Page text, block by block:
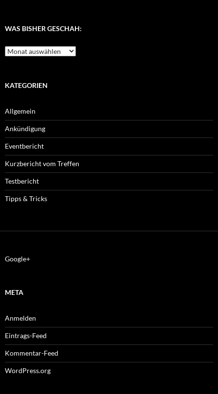
WAS BISHER GESCHAH:
Was
bisher
KATEGORIEN
Allgemein
Ankündigung
Eventbericht
Kurzbericht vom Treffen
Testbericht
Tipps & Tricks
Google+
META
Anmelden
Eintrags-Feed
Kommentar-Feed
WordPress.org